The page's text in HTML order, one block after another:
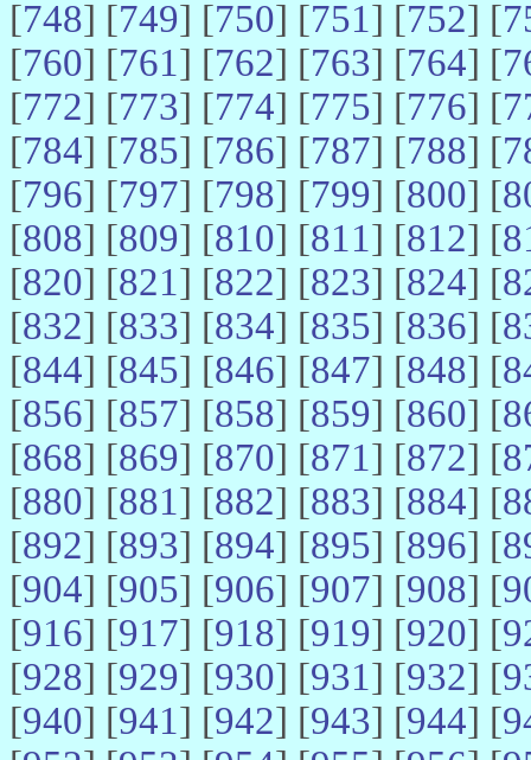
[748] [749] [750] [751] [752] [
[760] [761] [762] [763] [764] [
[772] [773] [774] [775] [776] [
[784] [785] [786] [787] [788] [
[796] [797] [798] [799] [800] [
[808] [809] [810] [811] [812] [
[820] [821] [822] [823] [824] [
[832] [833] [834] [835] [836] [
[844] [845] [846] [847] [848] [
[856] [857] [858] [859] [860] [
[868] [869] [870] [871] [872] [
[880] [881] [882] [883] [884] [
[892] [893] [894] [895] [896] [
[904] [905] [906] [907] [908] [
[916] [917] [918] [919] [920] [
[928] [929] [930] [931] [932] [
[940] [941] [942] [943] [944] [